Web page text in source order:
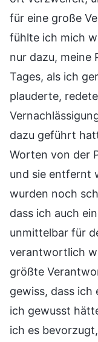
für eine große
fühlte ich mich
nur dazu, meine
Tages, als ich
plauderte,
dazu geführt
Worten von der
und sie entfernt
wurden noch
dass ich auch
unmittelbar für
verantwortlich
größte
gewiss, dass ich
ich gewusst
ich es